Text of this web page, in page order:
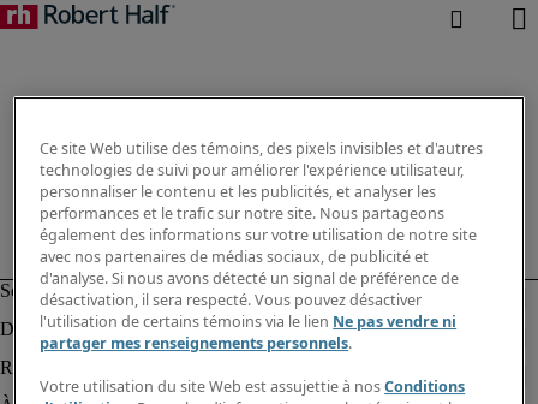
Ce site Web utilise des témoins, des pixels invisibles et d'autres
technologies de suivi pour améliorer l'expérience utilisateur,
personnaliser le contenu et les publicités, et analyser les
performances et le trafic sur notre site. Nous partageons
également des informations sur votre utilisation de notre site
avec nos partenaires de médias sociaux, de publicité et
d'analyse. Si nous avons détecté un signal de préférence de
désactivation, il sera respecté. Vous pouvez désactiver
l'utilisation de certains témoins via le lien Ne pas vendre ni
partager mes renseignements personnels.
Votre utilisation du site Web est assujettie à nosConditions